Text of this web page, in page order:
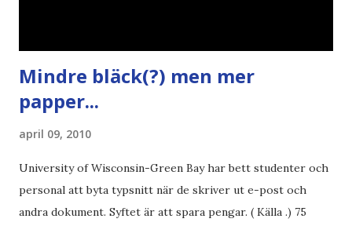
Mindre bläck(?) men mer
papper...
april 09, 2010
University of Wisconsin-Green Bay har bett studenter och
personal att byta typsnitt när de skriver ut e-post och
andra dokument. Syftet är att spara pengar. ( Källa .) 75